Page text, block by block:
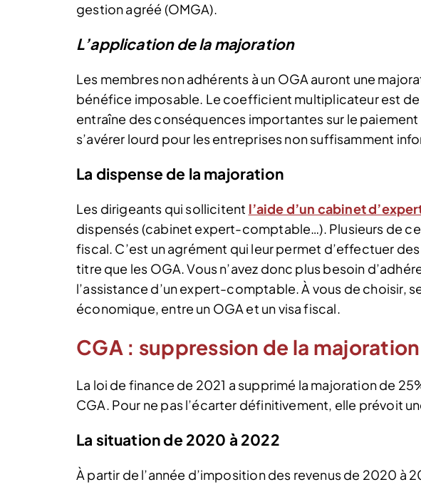
gestion agréé (OMGA).
L’application de la majoration
Les membres non adhérents à un OGA auront une
bénéfice imposable. Le coefficient multiplicateur est
entraîne des conséquences importantes sur le
s’avérer lourd pour les entreprises non suffisamment
La dispense de la majoration
Les dirigeants qui sollicitent l’aide d’un cabinet
dispensés (cabinet expert-comptable…). Plusieurs de
fiscal. C’est un agrément qui leur permet d’effectuer
titre que les OGA. Vous n’avez donc plus besoin
l’assistance d’un expert-comptable. À vous de choisir,
économique, entre un OGA et un visa fiscal.
CGA : suppression de la
La loi de finance de 2021 a supprimé la majoration de
CGA. Pour ne pas l’écarter définitivement, elle prévoit
La situation de 2020 à 2022
À partir de l’année d’imposition des revenus de 2020 à